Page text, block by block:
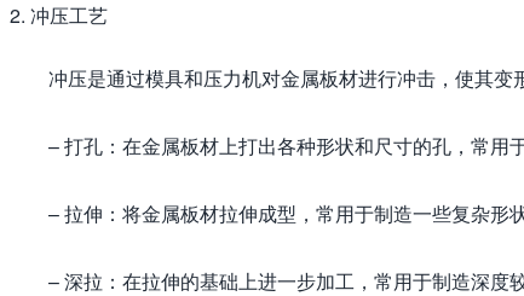
2. 冲压工艺
冲压是通过模具和压力机对金属板材进行冲击，使其
– 打孔：在金属板材上打出各种形状和尺寸的孔，常用
– 拉伸：将金属板材拉伸成型，常用于制造一些复杂形
– 深拉：在拉伸的基础上进一步加工，常用于制造深度